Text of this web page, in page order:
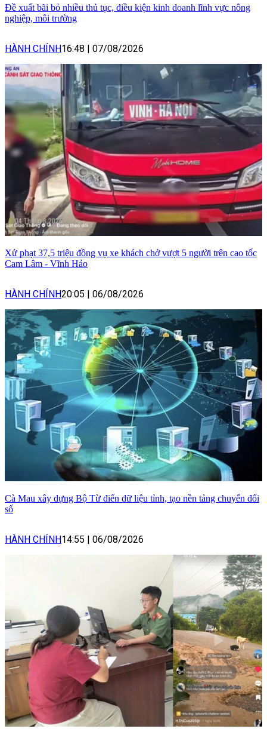
Đề xuất bãi bỏ nhiều thủ tục, điều kiện kinh doanh lĩnh vực nông
nghiệp, môi trường
HÀNH CHÍNH16:48 07/08/2026
Xử phạt 37,5 triệu đồng vụ xe khách chở vượt 5 người trên cao tốc
Cam Lâm - Vĩnh Hảo
HÀNH CHÍNH20:05 06/08/2026
Cà Mau xây dựng Bộ Từ điển dữ liệu tỉnh, tạo nền tảng chuyển đổi
số
HÀNH CHÍNH14:55 06/08/2026